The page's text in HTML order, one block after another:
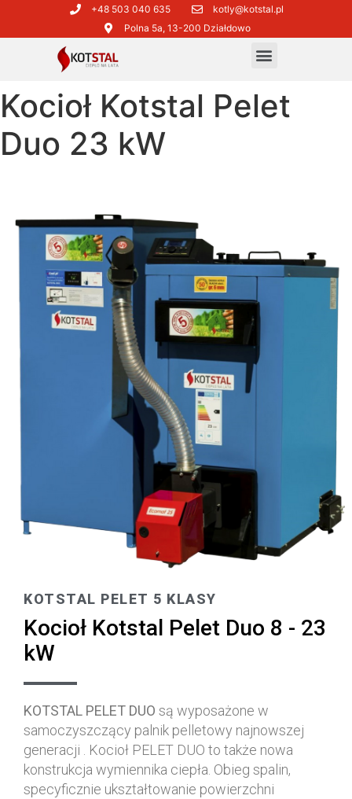
+48 503 040 635​
kotly@kotstal.pl​​
Polna 5a, 13-200 Działdowo
Kocioł Kotstal Pelet
Duo 23 kW
KOTSTAL PELET 5 KLASY
Kocioł Kotstal Pelet Duo 8 - 23
kW
KOTSTAL PELET DUO są wyposażone w
samoczyszczący palnik pelletowy najnowszej
generacji . Kocioł PELET DUO to także nowa
konstrukcja wymiennika ciepła. Obieg spalin,
specyficznie ukształtowanie powierzchni